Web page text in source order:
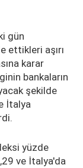
gün
ettikleri aşırı
karar
bankaların
şekilde
İtalya
yüzde
ve İtalya'da